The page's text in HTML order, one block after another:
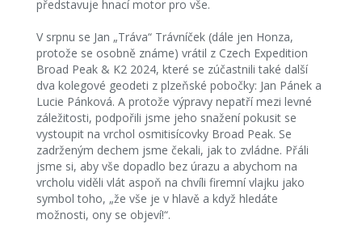
představuje hnací motor pro vše.
V srpnu se Jan „Tráva“ Trávníček (dále jen Honza,
protože se osobně známe) vrátil z Czech Expedition
Broad Peak & K2 2024, které se zúčastnili také další
dva kolegové geodeti z plzeňské pobočky: Jan Pánek a
Lucie Pánková. A protože výpravy nepatří mezi levné
záležitosti, podpořili jsme jeho snažení pokusit se
vystoupit na vrchol osmitisícovky Broad Peak. Se
zadrženým dechem jsme čekali, jak to zvládne. Přáli
jsme si, aby vše dopadlo bez úrazu a abychom na
vrcholu viděli vlát aspoň na chvíli firemní vlajku jako
symbol toho, „že vše je v hlavě a když hledáte
možnosti, ony se objeví!“.